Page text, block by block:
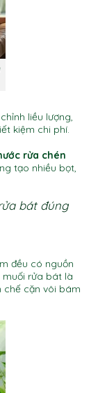
liều lượng,
kiệm chi phí.
rửa chén
tạo nhiều bọt,
bát đúng
đều có nguồn
rửa bát là
chế cặn vôi bám